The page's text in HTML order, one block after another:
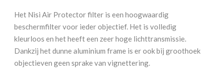
55
mm
aantal
Het Nisi Air Protector filter is een hoogwaardig
beschermfilter voor ieder objectief. Het is volledig
kleurloos en het heeft een zeer hoge lichttransmissie.
Dankzij het dunne aluminium frame is er ook bij groothoek
objectieven geen sprake van vignettering.